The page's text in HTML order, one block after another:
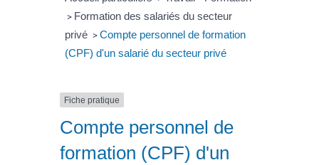
> Formation des salariés du secteur
privé > Compte personnel de formation
(CPF) d'un salarié du secteur privé
Fiche pratique
Compte personnel de
formation (CPF) d'un